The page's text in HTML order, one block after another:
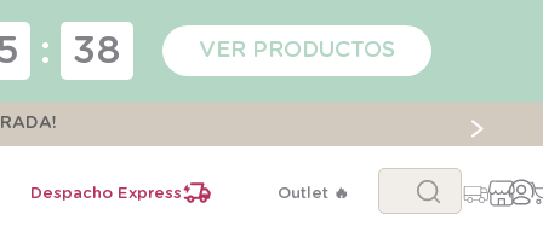
: 38 VER PRODUCTOS
Despacho Express Outlet 🔥
Buscar...